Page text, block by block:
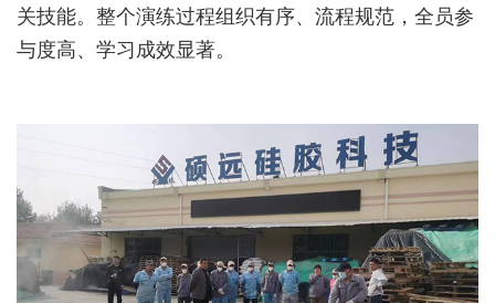
关技能。整个演练过程组织有序、流程规范，全员参
与度高、学习成效显著。